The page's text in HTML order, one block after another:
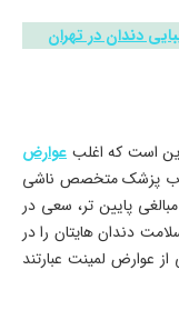
دندان در تهران
است که اغلب عوارض
پزشک متخصص ناشی
پایین‌ تر، سعی در
دندان‌ هایتان را در
عوارض‌ لمینت عبارتند